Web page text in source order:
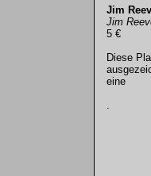
Jim
Jim
5 €
Diese
eine